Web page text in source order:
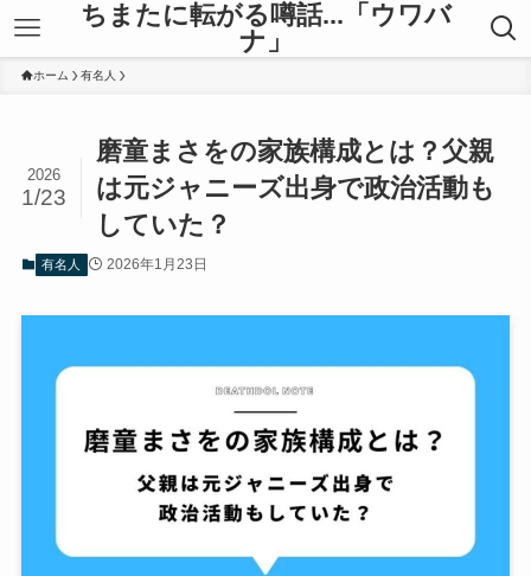
ちまたに転がる噂話...「ウワバ
ナ」
ホーム 有名人
磨童まさをの家族構成とは？父親
は元ジャニーズ出身で政治活動も
していた？
2026
1/23
有名人 2026年1月23日